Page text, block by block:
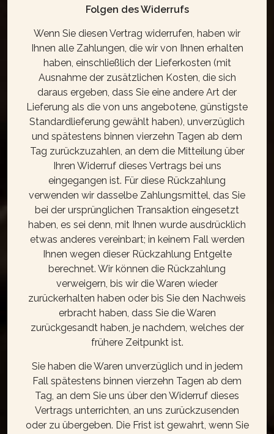
Folgen des Widerrufs
Wenn Sie diesen Vertrag widerrufen, haben wir
Ihnen alle Zahlungen, die wir von Ihnen erhalten
haben, einschließlich der Lieferkosten (mit
Ausnahme der zusätzlichen Kosten, die sich
daraus ergeben, dass Sie eine andere Art der
Lieferung als die von uns angebotene, günstigste
Standardlieferung gewählt haben), unverzüglich
und spätestens binnen vierzehn Tagen ab dem
Tag zurückzuzahlen, an dem die Mitteilung über
Ihren Widerruf dieses Vertrags bei uns
eingegangen ist. Für diese Rückzahlung
verwenden wir dasselbe Zahlungsmittel, das Sie
bei der ursprünglichen Transaktion eingesetzt
haben, es sei denn, mit Ihnen wurde ausdrücklich
etwas anderes vereinbart; in keinem Fall werden
Ihnen wegen dieser Rückzahlung Entgelte
berechnet. Wir können die Rückzahlung
verweigern, bis wir die Waren wieder
zurückerhalten haben oder bis Sie den Nachweis
erbracht haben, dass Sie die Waren
zurückgesandt haben, je nachdem, welches der
frühere Zeitpunkt ist.
Sie haben die Waren unverzüglich und in jedem
Fall spätestens binnen vierzehn Tagen ab dem
Tag, an dem Sie uns über den Widerruf dieses
Vertrags unterrichten, an uns zurückzusenden
oder zu übergeben. Die Frist ist gewahrt, wenn Sie